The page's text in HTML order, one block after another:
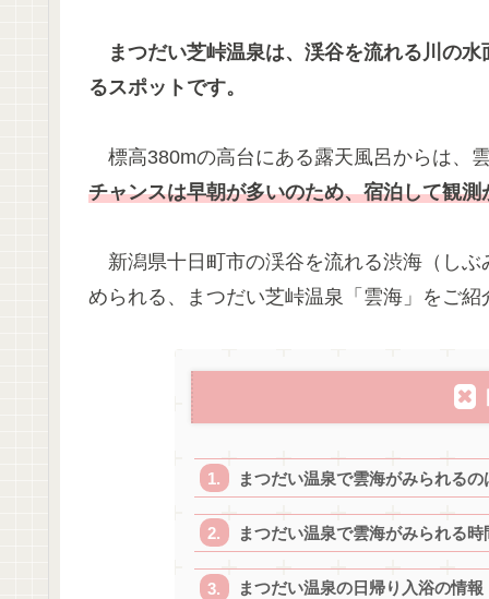
まつだい芝峠温泉は、渓谷を流れる川の
るスポットです。
標高380mの高台にある露天風呂からは、
チャンスは早朝が多いのため、宿泊して観測
新潟県十日町市の渓谷を流れる渋海（し
められる、まつだい芝峠温泉「雲海」をご紹
まつだい温泉で雲海がみられる
まつだい温泉で雲海がみられる時
まつだい温泉の日帰り入浴の情報